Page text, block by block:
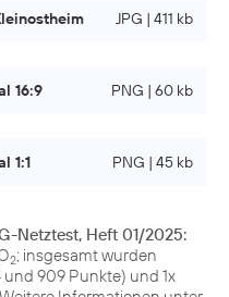
JPG | 411 kb
16:9 PNG | 60 kb
1:1 PNG | 45 kb
Netztest, Heft 01/2025:
2; insgesamt wurden
und 909 Punkte) und 1x